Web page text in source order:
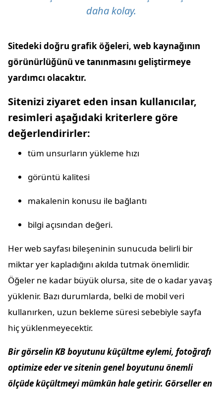
daha kolay.
Sitedeki doğru grafik öğeleri, web kaynağının
görünürlüğünü ve tanınmasını geliştirmeye
yardımcı olacaktır.
Sitenizi ziyaret eden insan kullanıcılar,
resimleri aşağıdaki kriterlere göre
değerlendirirler:
tüm unsurların yükleme hızı
görüntü kalitesi
makalenin konusu ile bağlantı
bilgi açısından değeri.
Her web sayfası bileşeninin sunucuda belirli bir
miktar yer kapladığını akılda tutmak önemlidir.
Öğeler ne kadar büyük olursa, site de o kadar yavaş
yüklenir. Bazı durumlarda, belki de mobil veri
kullanırken, uzun bekleme süresi sebebiyle sayfa
hiç yüklenmeyecektir.
Bir görselin KB boyutunu küçültme eylemi, fotoğrafı
optimize eder ve sitenin genel boyutunu önemli
ölçüde küçültmeyi mümkün hale getirir. Görseller en